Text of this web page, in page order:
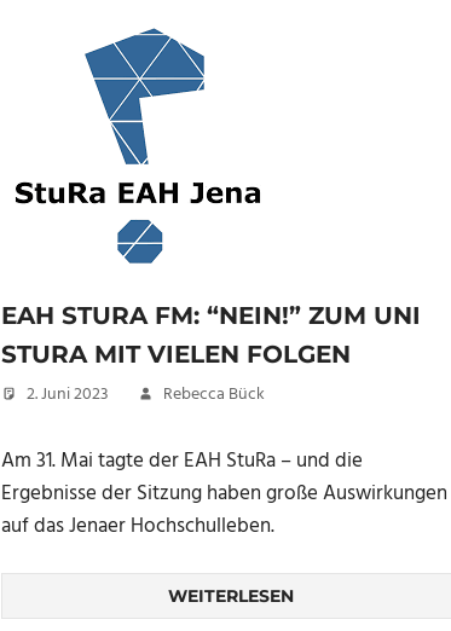
EAH STURA FM: “NEIN!” ZUM UNI
STURA MIT VIELEN FOLGEN
2. Juni 2023 Rebecca Bück
Am 31. Mai tagte der EAH StuRa – und die
Ergebnisse der Sitzung haben große Auswirkungen
auf das Jenaer Hochschulleben.
WEITERLESEN